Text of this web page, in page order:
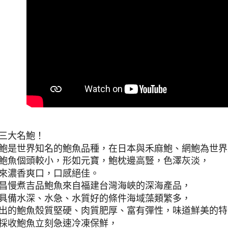
大名鮑！
是世界知名的鮑魚品種，在日本與禾麻鮑、網鮑為世界
魚個頭較小，形如元寶，鮑枕邊高豎，色澤灰淡，
濃香爽口，口感絕佳。
慢煮吉品鮑魚來自福建台灣海峽的深海產品，
備水深、水急、水質好的條件海域藻類繁多，
的鮑魚殼質堅硬、肉質肥厚、富有彈性，味道鮮美的特
收鮑魚立刻急速冷凍保鮮，